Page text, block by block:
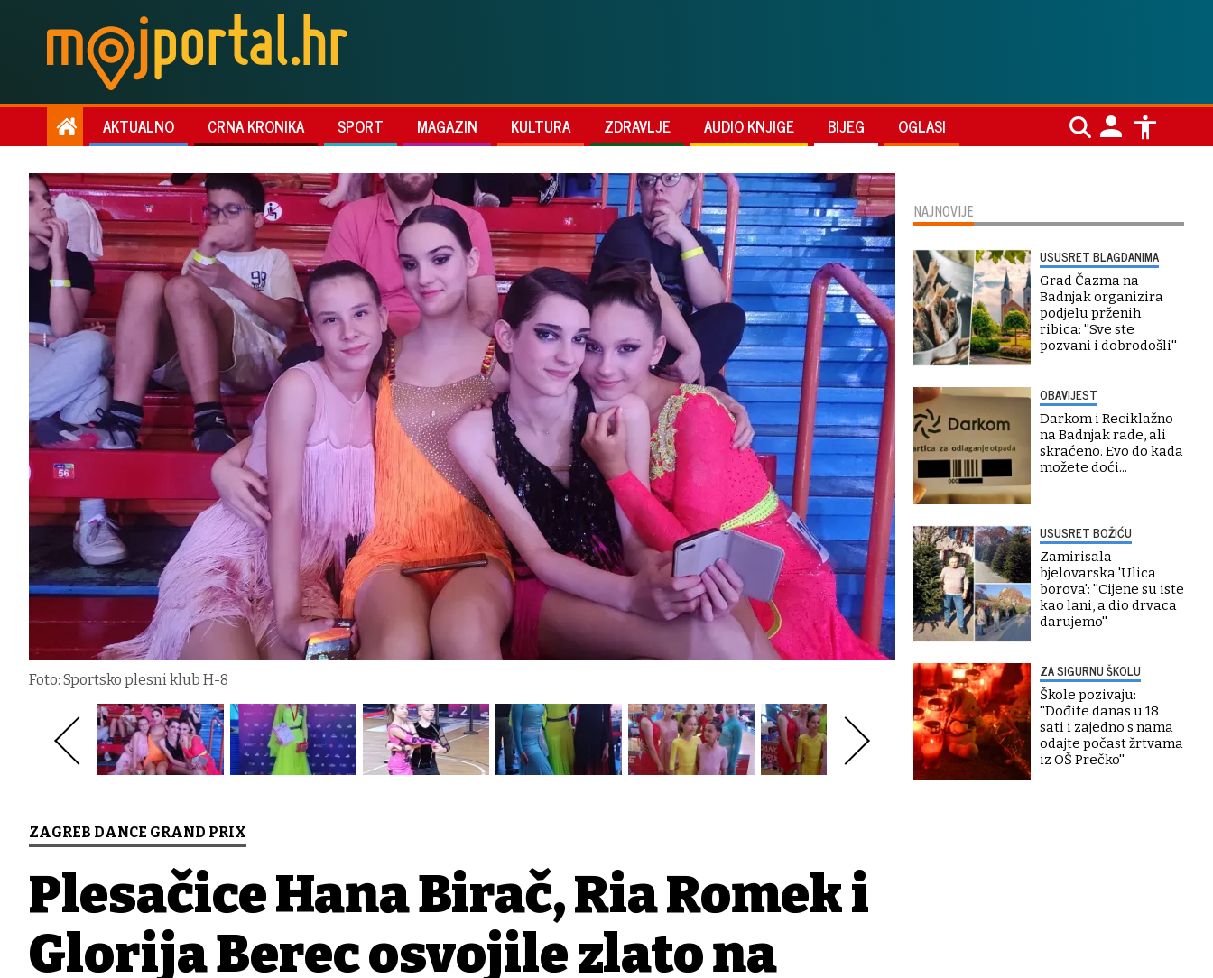
AKTUALNO CRNA KRONIKA SPORT MAGAZIN KULTURA ZDRAVLJE AUDIO KNJIGE BIJEG OGLASI
Foto: Sportsko plesni klub H-8
ZAGREB DANCE GRAND PRIX
Plesačice Hana Birač, Ria Romek i
Glorija Berec osvojile zlato na
NAJNOVIJE
USUSRET BLAGDANIMA
Grad Čazma na
Badnjak organizira
podjelu prženih
ribica: ''Sve ste
pozvani i dobrodošli''
OBAVIJEST
Darkom i Reciklažno
na Badnjak rade, ali
skraćeno. Evo do kada
možete doći...
USUSRET BOŽIĆU
Zamirisala
bjelovarska 'Ulica
borova': ''Cijene su iste
kao lani, a dio drvaca
darujemo''
ZA SIGURNU ŠKOLU
Škole pozivaju:
''Dođite danas u 18
sati i zajedno s nama
odajte počast žrtvama
iz OŠ Prečko''